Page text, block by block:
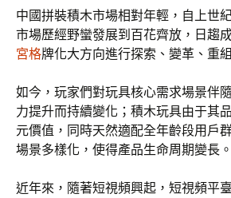
中國拼裝積木市場相對年輕，自上世
市場歷經野蠻發展到百花齊放，日趨
宮格牌化大方向進行探索、變革、重
如今，玩家們對玩具核心需求場景伴
力提升而持續變化；積木玩具由于其
元價值，同時天然適配全年齡段用戶
場景多樣化，使得產品生命周期變長。
近年來，隨著短視頻興起，短視頻平